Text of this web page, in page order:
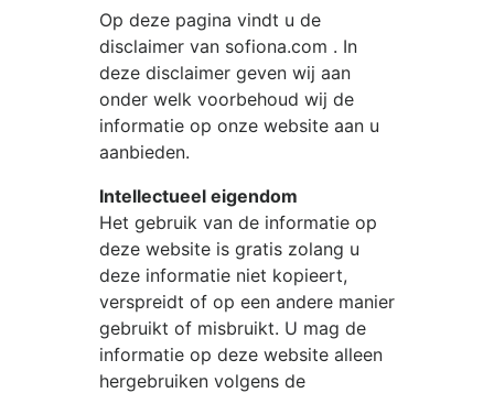
Op deze pagina vindt u de
disclaimer van sofiona.com . In
deze disclaimer geven wij aan
onder welk voorbehoud wij de
informatie op onze website aan u
aanbieden.
Intellectueel eigendom
Het gebruik van de informatie op
deze website is gratis zolang u
deze informatie niet kopieert,
verspreidt of op een andere manier
gebruikt of misbruikt. U mag de
informatie op deze website alleen
hergebruiken volgens de